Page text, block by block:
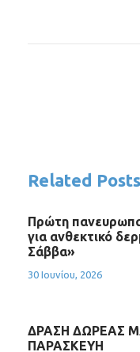
Related Posts
Πρώτη
για ανθεκτικό
Σάββα»
30 Ιουνίου, 2026
ΔΡΑΣΗ ΔΩΡΕΑΣ
ΠΑΡΑΣΚΕΥΗ